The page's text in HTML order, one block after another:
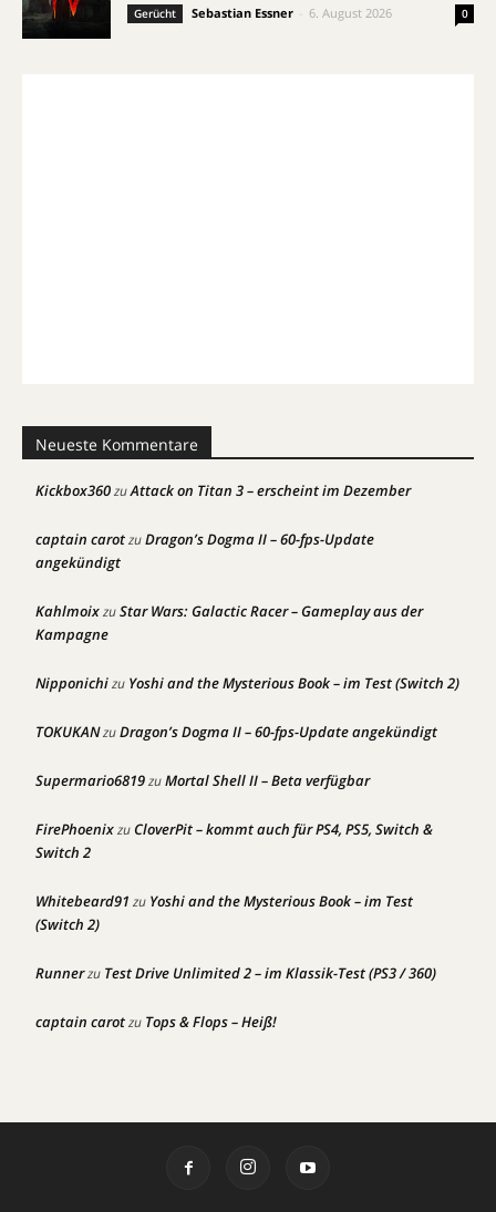
Gerücht Sebastian Essner 6. August 2026 0
Neueste Kommentare
Kickbox360zuAttack on Titan 3 – erscheint im Dezember
captain carotzuDragon’s Dogma II – 60-fps-Update
angekündigt
KahlmoixzuStar Wars: Galactic Racer – Gameplay aus der
Kampagne
Nipponichizu Yoshi and the Mysterious Book – im Test (Switch 2)
TOKUKANzuDragon’s Dogma II – 60-fps-Update angekündigt
Supermario6819zuMortal Shell II – Beta verfügbar
FirePhoenixzuCloverPit – kommt auch für PS4, PS5, Switch &
Switch 2
Whitebeard91 zu Yoshi and the Mysterious Book – im Test
(Switch 2)
Runnerzu Test Drive Unlimited 2 – im Klassik-Test (PS3 / 360)
captain carotzu Tops & Flops – Heiß!